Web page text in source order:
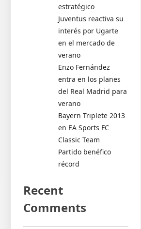
estratégico
Juventus reactiva su
interés por Ugarte
en el mercado de
verano
Enzo Fernández
entra en los planes
del Real Madrid para
verano
Bayern Triplete 2013
en EA Sports FC
Classic Team
Partido benéfico
récord
Recent
Comments